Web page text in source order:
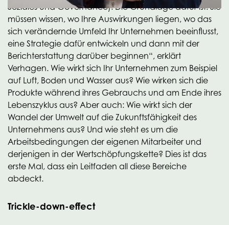
Soziales und Governance). Die Grundlage dafür ist: Sie
müssen wissen, wo Ihre Auswirkungen liegen, wo das
sich verändernde Umfeld Ihr Unternehmen beeinflusst,
eine Strategie dafür entwickeln und dann mit der
Berichterstattung darüber beginnen“, erklärt
Verhagen. Wie wirkt sich Ihr Unternehmen zum Beispiel
auf Luft, Boden und Wasser aus? Wie wirken sich die
Produkte während ihres Gebrauchs und am Ende ihres
Lebenszyklus aus? Aber auch: Wie wirkt sich der
Wandel der Umwelt auf die Zukunftsfähigkeit des
Unternehmens aus? Und wie steht es um die
Arbeitsbedingungen der eigenen Mitarbeiter und
derjenigen in der Wertschöpfungskette? Dies ist das
erste Mal, dass ein Leitfaden all diese Bereiche
abdeckt.
Trickle-down-effect